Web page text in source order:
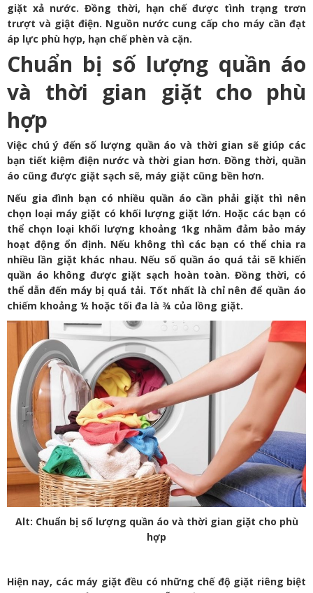
giặt xả nước. Đồng thời, hạn chế được tình trạng trơn
trượt và giật điện. Nguồn nước cung cấp cho máy cần đạt
áp lực phù hợp, hạn chế phèn và cặn.
Chuẩn bị số lượng quần áo
và thời gian giặt cho phù
hợp
Việc chú ý đến số lượng quần áo và thời gian sẽ giúp các
bạn tiết kiệm điện nước và thời gian hơn. Đồng thời, quần
áo cũng được giặt sạch sẽ, máy giặt cũng bền hơn.
Nếu gia đình bạn có nhiều quần áo cần phải giặt thì nên
chọn loại máy giặt có khối lượng giặt lớn. Hoặc các bạn có
thể chọn loại khối lượng khoảng 1kg nhằm đảm bảo máy
hoạt động ổn định. Nếu không thì các bạn có thể chia ra
nhiều lần giặt khác nhau. Nếu số quần áo quá tải sẽ khiến
quần áo không được giặt sạch hoàn toàn. Đồng thời, có
thể dẫn đến máy bị quá tải. Tốt nhất là chỉ nên để quần áo
chiếm khoảng ½ hoặc tối đa là ¾ của lồng giặt.
Alt: Chuẩn bị số lượng quần áo và thời gian giặt cho phù
hợp
Hiện nay, các máy giặt đều có những chế độ giặt riêng biệt